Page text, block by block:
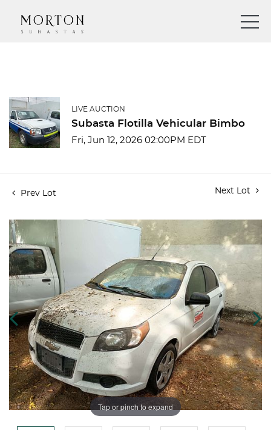
LIVE AUCTION
Subasta Flotilla Vehicular Bimbo
Fri, Jun 12, 2026 02:00PM EDT
Prev Lot Next Lot
Tap or pinch to expand